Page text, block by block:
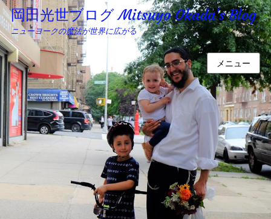
岡田光世ブログ Mitsuyo Okada's Blog
ニューヨークの魔法が世界に広がる
メニュー